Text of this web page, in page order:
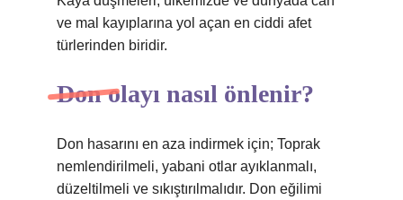
ve mal kayıplarına yol açan en ciddi afet
türlerinden biridir.
Don olayı nasıl önlenir?
Don hasarını en aza indirmek için; Toprak
nemlendirilmeli, yabani otlar ayıklanmalı,
düzeltilmeli ve sıkıştırılmalıdır. Don eğilimi